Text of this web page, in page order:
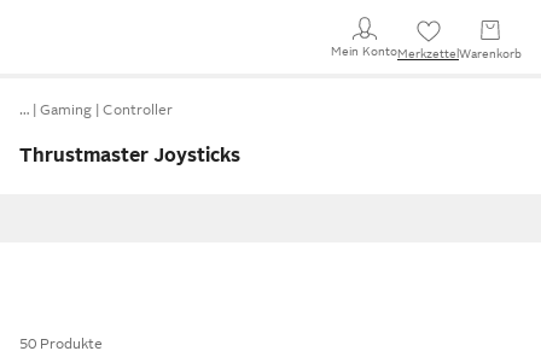
Mein KontoMerkzettel Warenkorb
… Gaming Controller
Thrustmaster Joysticks
50 Produkte